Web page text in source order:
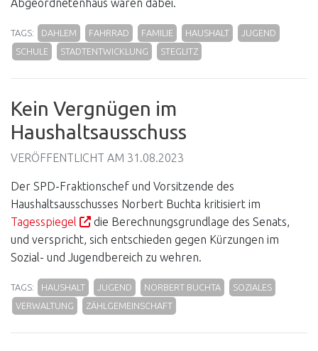
Abgeordnetenhaus waren dabei.
TAGS: DAHLEM FAHRRAD FAMILIE HAUSHALT
JUGEND
SCHULE
STADTENTWICKLUNG STEGLITZ
Kein Vergnügen im
Haushaltsausschuss
VERÖFFENTLICHT AM 31.08.2023
Der SPD-Fraktionschef und Vorsitzende des
Haushaltsausschusses Norbert Buchta kritisiert im
Tagesspiegel
die Berechnungsgrundlage des Senats,
und verspricht, sich entschieden gegen Kürzungen im
Sozial- und Jugendbereich zu wehren.
TAGS: HAUSHALT JUGEND NORBERT BUCHTA
SOZIALES
VERWALTUNG
ZÄHLGEMEINSCHAFT